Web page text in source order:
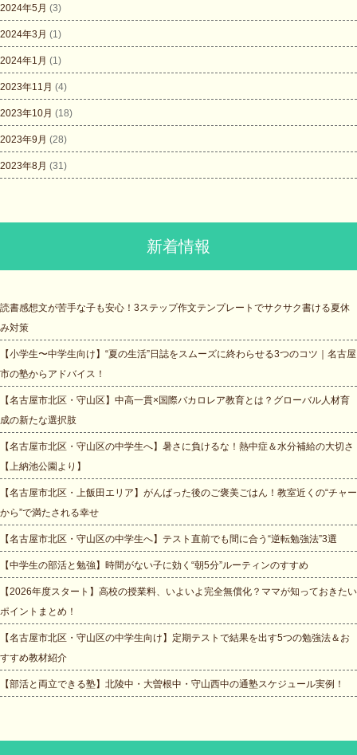
2024年5月 (3)
2024年3月 (1)
2024年1月 (1)
2023年11月 (4)
2023年10月 (18)
2023年9月 (28)
2023年8月 (31)
新着情報
読書感想文が苦手な子も安心！3ステップ作文テンプレートでサクサク書ける夏休
み対策
【小学生〜中学生向け】“夏の生活”日誌をスムーズに終わらせる3つのコツ｜名古屋
市の塾からアドバイス！
【名古屋市北区・守山区】中高一貫×国際バカロレア教育とは？グローバル人材育
成の新たな選択肢
【名古屋市北区・守山区の中学生へ】暑さに負けるな！熱中症＆水分補給の大切さ
【上納池公園より】
【名古屋市北区・上飯田エリア】がんばった後のご褒美ごはん！教室近くの“チャー
から”で満たされる幸せ
【名古屋市北区・守山区の中学生へ】テスト直前でも間に合う“逆転勉強法”3選
【中学生の部活と勉強】時間がない子に効く“朝5分”ルーティンのすすめ
【2026年度スタート】高校の授業料、いよいよ完全無償化？ママが知っておきたい
ポイントまとめ！
【名古屋市北区・守山区の中学生向け】定期テストで結果を出す5つの勉強法＆お
すすめ教材紹介
【部活と両立できる塾】北陵中・大曽根中・守山西中の通塾スケジュール実例！